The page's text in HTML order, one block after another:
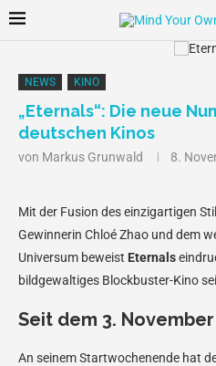
NEWS KINO
„Eternals“: Die neue
deutschen Kinos
von Markus Grunwald 8.
Mit der Fusion des einzigartigen
Gewinnerin Chloé Zhao und dem
Universum beweist Eternals
bildgewaltiges Blockbuster-Kino
Seit dem 3. November
An seinem Startwochenende hat